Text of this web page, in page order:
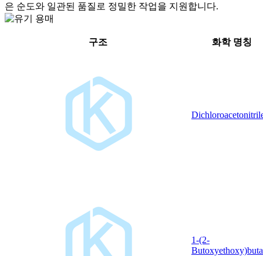
은 순도와 일관된 품질로 정밀한 작업을 지원합니다.
구조 화학 명칭
1-(2-